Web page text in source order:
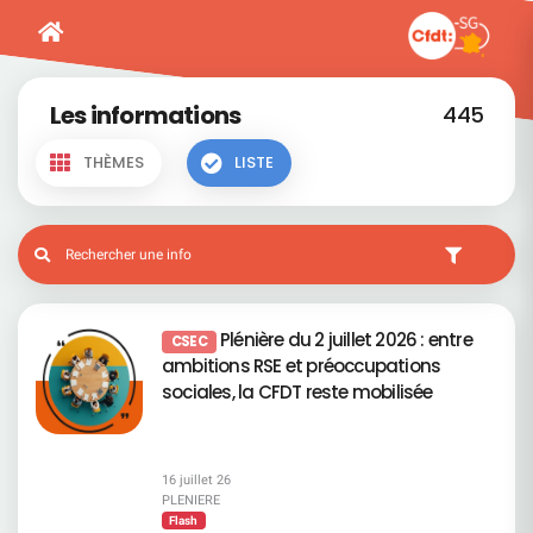
Les informations 445
THÈMES LISTE
CSEC Plénière du 2 juillet 2026 : entre
ambitions RSE et préoccupations
sociales, la CFDT reste mobilisée
16 juillet 26
PLENIERE
Flash